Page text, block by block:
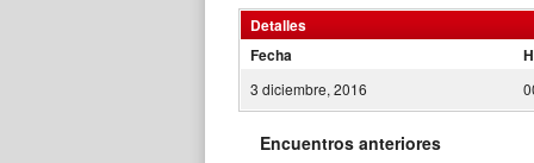
Detalles
Fecha
3 diciembre, 2016
Encuentros anteriores